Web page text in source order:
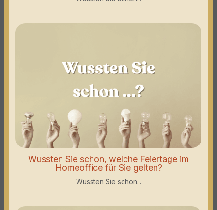
Wussten Sie schon, welche Feiertage im
Homeoffice für Sie gelten?
Wussten Sie schon...